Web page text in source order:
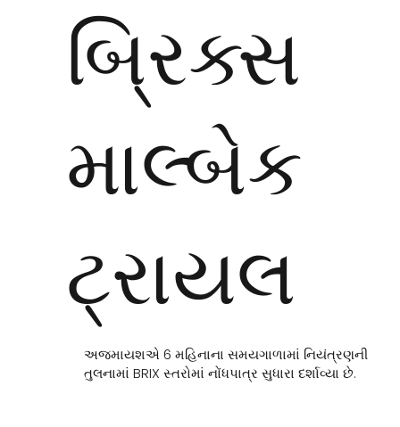
બ્રિક્સ
માલ્બેક
ટ્રાયલ
અજમાયશએ 6 મહિનાના સમયગાળામાં નિયંત્રણની
તુલનામાં BRIX સ્તરોમાં નોંધપાત્ર સુધારા દર્શાવ્યા છે.